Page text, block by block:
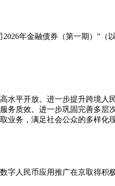
年金融债券（第一期）”（
水平开放。进一步提升跨境人
务质效。进一步巩固完善多层
务，满足社会公众的多样化
字人民币应用推广在京取得积